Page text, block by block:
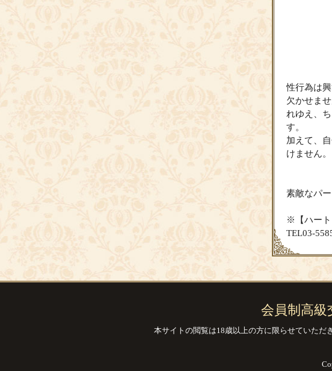
性行為は
欠かせま
れゆえ、
す。
加えて、
けません
素敵なパ
※【ハート
TEL03-
会員制高
本サイトの閲覧は18歳以上の方に限らせていただき